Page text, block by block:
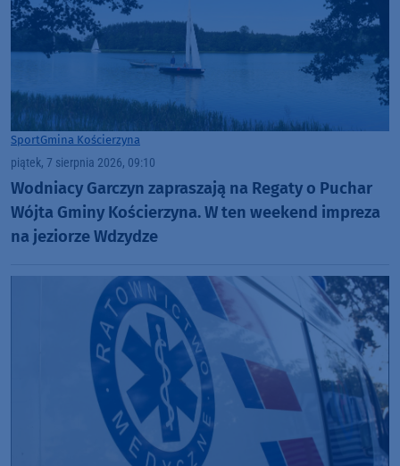
SportGmina Kościerzyna
piątek, 7 sierpnia 2026, 09:10
Wodniacy Garczyn zapraszają na Regaty o Puchar
Wójta Gminy Kościerzyna. W ten weekend impreza
na jeziorze Wdzydze